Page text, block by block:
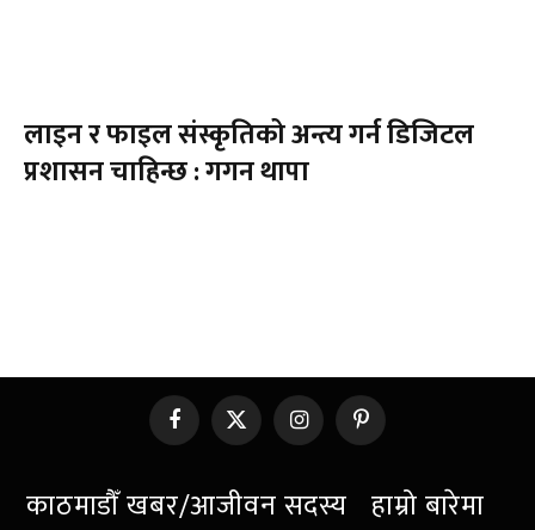
लाइन र फाइल संस्कृतिको अन्त्य गर्न डिजिटल
प्रशासन चाहिन्छ : गगन थापा
Facebook
X
(Twitter)
InstagramPinterest
काठमाडौँ खबर/आजीवन सदस्य हाम्रो बारेमा